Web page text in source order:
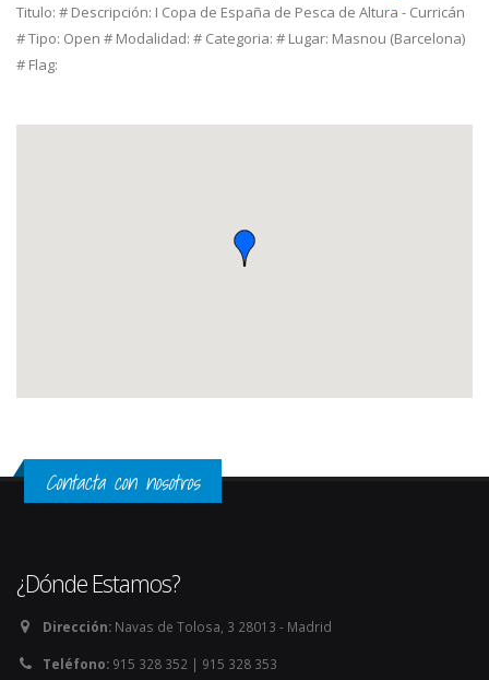
Titulo: # Descripción: I Copa de España de Pesca de Altura - Curricán
# Tipo: Open # Modalidad: # Categoria: # Lugar: Masnou (Barcelona)
# Flag:
Contacta con nosotros
¿Dónde Estamos?
Dirección: Navas de Tolosa, 3 28013 - Madrid
Teléfono: 915 328 352 | 915 328 353